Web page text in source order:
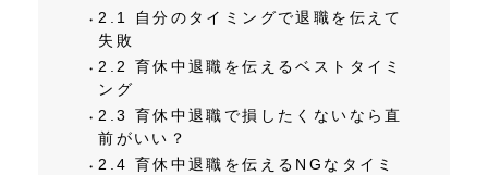
2.1
自分のタイミングで退職を伝えて
失敗
2.2
育休中退職を伝えるベストタイミ
ング
2.3
育休中退職で損したくないなら直
前がいい？
2.4 育休中退職を伝えるNGなタイミ